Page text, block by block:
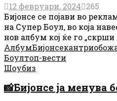
12 февруари, 2024 265
Бијонсе се појави во
на Супер Боул, во која
нов албум кој ќе го „скрши
АлбумБијонсекантри
Боултоп-вести
Шоубиз
📸Бијонсе ја менува